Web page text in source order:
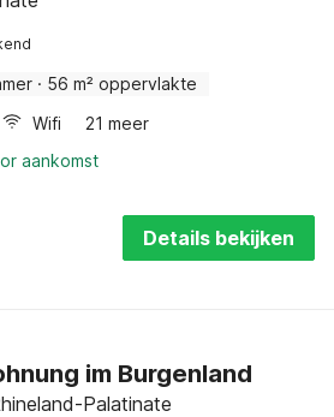
· 56 m² oppervlakte
Wifi
21 meer
aankomst
Details bekijken
im Burgenland
Palatinate